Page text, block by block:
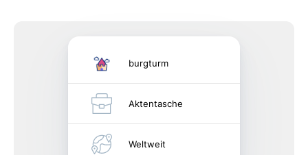
burgturm
Aktentasche
Weltweit